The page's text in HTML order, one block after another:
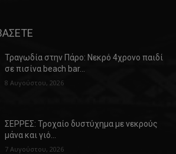
Τραγωδία στην Πάρο: Νεκρό 4χρονο παιδί
σε πισίνα beach bar…
8 Αυγούστου, 2026
ΣΕΡΡΕΣ: Τροχαίο δυστύχημα με νεκρούς
μάνα και γιό…
7 Αυγούστου, 2026